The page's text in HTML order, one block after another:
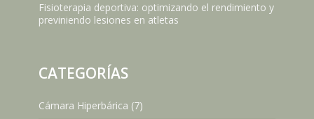
Fisioterapia deportiva: optimizando el rendimiento y
previniendo lesiones en atletas
CATEGORÍAS
Cámara Hiperbárica (7)